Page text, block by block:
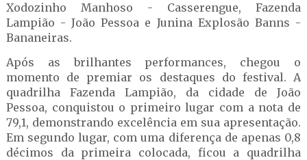
Xodozinho Manhoso - Casserengue, Fazenda
Lampião - João Pessoa e Junina Explosão Banns -
Bananeiras.
Após as brilhantes performances, chegou o
momento de premiar os destaques do festival. A
quadrilha Fazenda Lampião, da cidade de João
Pessoa, conquistou o primeiro lugar com a nota de
79,1, demonstrando excelência em sua apresentação.
Em segundo lugar, com uma diferença de apenas 0,8
décimos da primeira colocada, ficou a quadrilha